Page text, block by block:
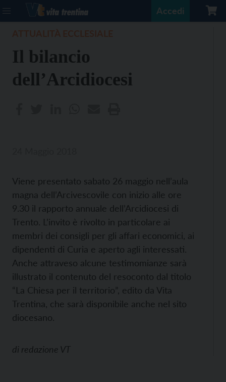
Accedi
Il bilancio
dell’Arcidiocesi
Viene presentato sabato 26 maggio nell’aula
magna dell’Arcivescovile con inizio alle ore
9.30 il rapporto annuale dell’Arcidiocesi di
Trento. L’invito è rivolto in particolare ai
membri dei consigli per gli affari economici, ai
dipendenti di Curia e aperto agli interessati.
Anche attraveso alcune testimomianze sarà
illustrato il contenuto del resoconto dal titolo
“La Chiesa per il territorio”, edito da Vita
Trentina, che sarà disponibile anche nel sito
diocesano.
di redazione VT